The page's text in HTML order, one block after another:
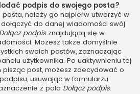
podpis do swojego posta?
należy go najpierw utworzyć w
do danej wiadomości swój
Dołącz podpisznajdującą się w
Możesz także domyślnie
swoich postów, zaznaczając
użytkownika. Po uaktywnieniu tej
pisząc post, możesz zdecydować o
usuwając w formularzu
z pola Dołącz podpis.